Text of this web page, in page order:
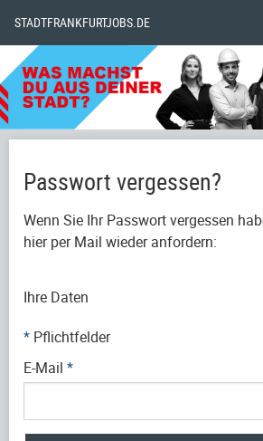
STADTFRANKFURTJOBS.DE
Passwort vergessen?
Wenn Sie Ihr Passwort vergessen
hier per Mail wieder anfordern:
Ihre Daten
* Pflichtfelder
E-Mail *